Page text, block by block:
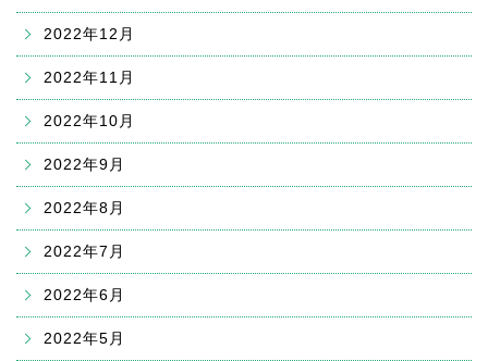
2022年12月
2022年11月
2022年10月
2022年9月
2022年8月
2022年7月
2022年6月
2022年5月